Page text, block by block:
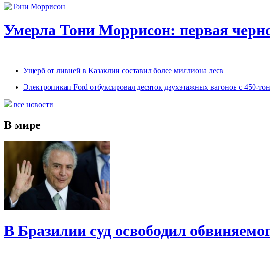
Умерла Тони Моррисон: первая
Ущерб от ливней в Казаклии составил более миллиона леев
Электропикап Ford отбуксировал десяток двухэтажных вагонов с 450-
все новости
В мире
В Бразилии суд освободил